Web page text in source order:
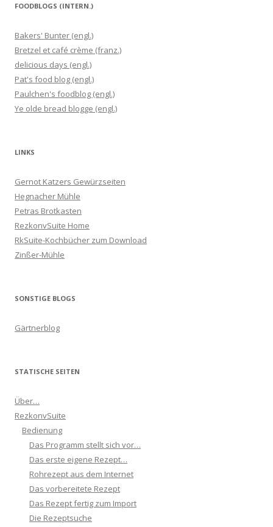
FOODBLOGS (INTERN.)
Bakers' Bunter (engl.)
Bretzel et café crème (franz.)
delicious days (engl.)
Pat's food blog (engl.)
Paulchen's foodblog (engl.)
Ye olde bread blogge (engl.)
LINKS
Gernot Katzers Gewürzseiten
Hegnacher Mühle
Petras Brotkasten
RezkonvSuite Home
RkSuite-Kochbücher zum Download
Zinßer-Mühle
SONSTIGE BLOGS
Gärtnerblog
STATISCHE SEITEN
Über…
RezkonvSuite
Bedienung
Das Programm stellt sich vor…
Das erste eigene Rezept…
Rohrezept aus dem Internet
Das vorbereitete Rezept
Das Rezept fertig zum Import
Die Rezeptsuche